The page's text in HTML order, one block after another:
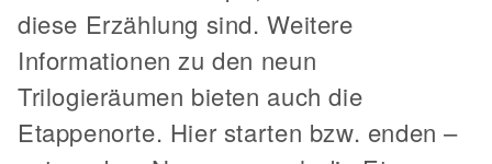
diese Erzählung sind. Weitere
Informationen zu den neun
Trilogieräumen bieten auch die
Etappenorte. Hier starten bzw. enden –